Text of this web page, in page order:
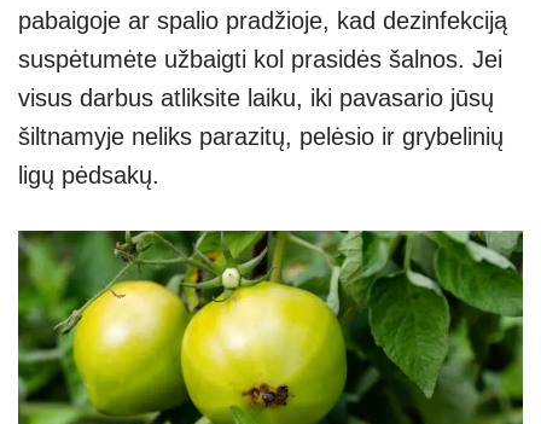
pabaigoje ar spalio pradžioje, kad dezinfekciją
suspėtumėte užbaigti kol prasidės šalnos. Jei
visus darbus atliksite laiku, iki pavasario jūsų
šiltnamyje neliks parazitų, pelėsio ir grybelinių
ligų pėdsakų.